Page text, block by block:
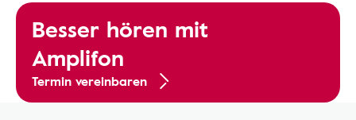
Besser hören mit
Amplifon
Termin vereinbaren